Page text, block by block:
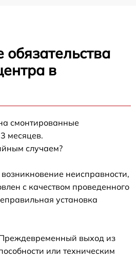
в
смонтированные
месяцев.
случаем?
неисправности,
с качеством проведенного
установка
выход из
или техническим